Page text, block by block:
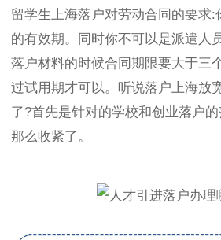
留学生上海落户对劳动合同的要求:
的有效期。同时你不可以是派遣人
落户材料的时候合同期限要大于三
过试用期才可以。听说落户上海放
了?首先是针对的学校和创业落户
那么收紧了。